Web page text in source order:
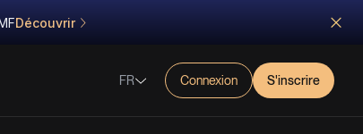
Découvrir
FR Connexion S'inscrire